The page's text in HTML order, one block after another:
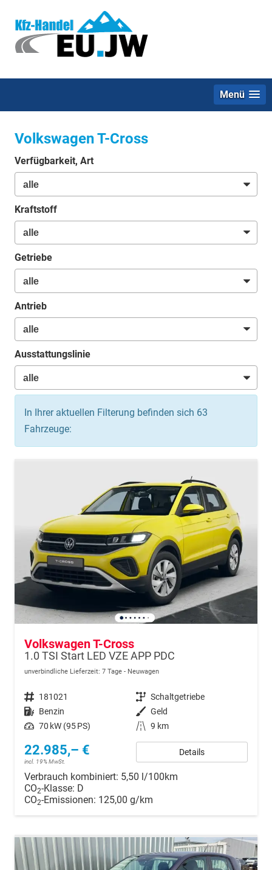
Menü
Volkswagen T-Cross
Verfügbarkeit, Art
Kraftstoff
Getriebe
Antrieb
Ausstattungslinie
In Ihrer aktuellen Filterung befinden sich 63
Fahrzeuge:
Volkswagen T-Cross
1.0 TSI Start LED VZE APP PDC
unverbindliche Lieferzeit: 7 Tage Neuwagen
Fahrzeugnr. 181021 Getriebe Schaltgetriebe
Kraftstoff Benzin Außenfarbe Geld
Leistung 70 kW (95 PS) Kilometerstand 9 km
22.985,– €
incl. 19% MwSt.
Details
Verbrauch kombiniert: 5,50 l/100km
CO2-Klasse: D
CO2-Emissionen: 125,00 g/km